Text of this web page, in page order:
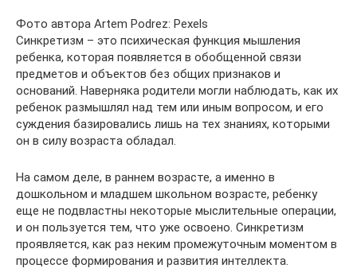
Фото автора Artem Podrez: Pexels
Синкретизм – это психическая функция мышления
ребенка, которая появляется в обобщенной связи
предметов и объектов без общих признаков и
оснований. Наверняка родители могли наблюдать, как их
ребенок размышлял над тем или иным вопросом, и его
суждения базировались лишь на тех знаниях, которыми
он в силу возраста обладал.
На самом деле, в раннем возрасте, а именно в
дошкольном и младшем школьном возрасте, ребенку
еще не подвластны некоторые мыслительные операции,
и он пользуется тем, что уже освоено. Синкретизм
проявляется, как раз неким промежуточным моментом в
процессе формирования и развития интеллекта.